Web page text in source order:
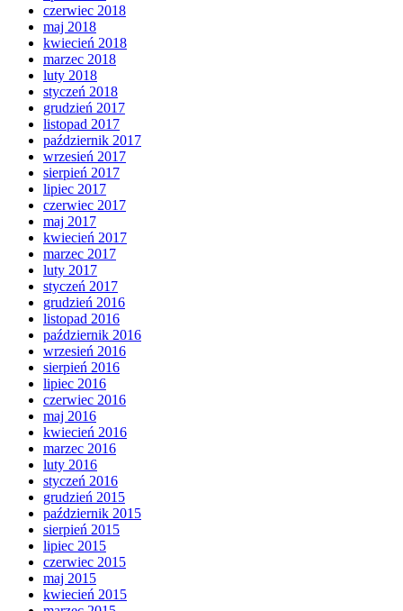
czerwiec 2018
maj 2018
kwiecień 2018
marzec 2018
luty 2018
styczeń 2018
grudzień 2017
listopad 2017
październik 2017
wrzesień 2017
sierpień 2017
lipiec 2017
czerwiec 2017
maj 2017
kwiecień 2017
marzec 2017
luty 2017
styczeń 2017
grudzień 2016
listopad 2016
październik 2016
wrzesień 2016
sierpień 2016
lipiec 2016
czerwiec 2016
maj 2016
kwiecień 2016
marzec 2016
luty 2016
styczeń 2016
grudzień 2015
październik 2015
sierpień 2015
lipiec 2015
czerwiec 2015
maj 2015
kwiecień 2015